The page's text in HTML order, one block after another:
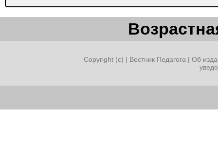
Copyright (c) | Вестник Педагога | Об